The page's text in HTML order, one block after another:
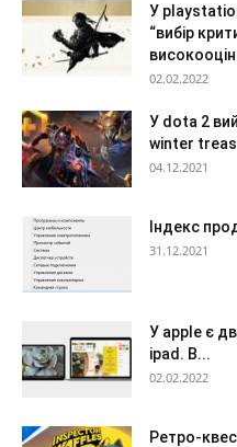
У
“вибір
02.02.2022
У dota 2
winter
04.12.2021
Індекс
31.12.2021
У apple є
ipad. В...
02.02.2022
Ретро-